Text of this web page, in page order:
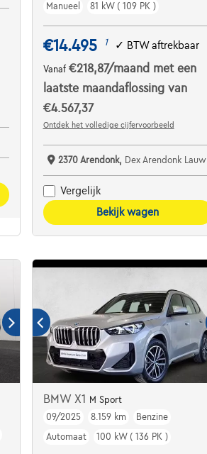
Manueel
81 kW ( 109 PK )
€14.495 1 ✓ BTW aftrekbaar
Vanaf €218,87/maand met een
laatste maandaflossing van
€4.567,37
Ontdek het volledige cijfervoorbeeld
2370 Arendonk, Dex Arendonk Lauwers Cars bv
Vergelijk
Bekijk wagen
BMW X1
M Sport
09/2025
8.159 km
Benzine
Automaat
100 kW ( 136 PK )